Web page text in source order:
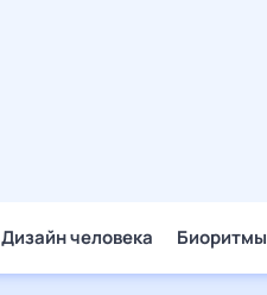
Дизайн человека Биоритмы